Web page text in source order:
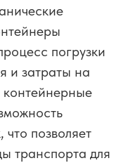
погрузки
и затраты на
контейнерные
позволяет
транспорта для